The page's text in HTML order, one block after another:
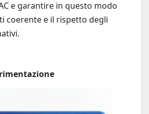
e garantire in questo modo
coerente e il rispetto degli